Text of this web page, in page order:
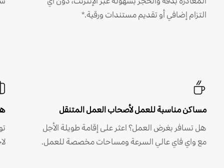
التزام إضافي أو تقديم مستندات ورقية.*
مساكن مناسبة للعمل لأصحاب العمل المتنقل
هل تسافر بغرض العمل؟ اعثر على إقامة طويلة الأجل
مع واي فاي عالي السرعة ومساحات مخصصة للعمل.